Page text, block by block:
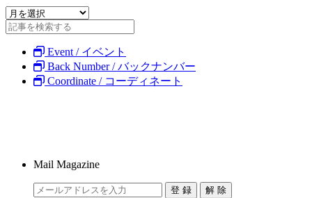
Event / イベント
Back Number / バックナンバー
Coordinate / コーディネート
Mail Magazine